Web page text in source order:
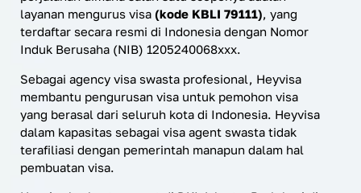
layanan mengurus visa (kode KBLI 79111), yang
terdaftar secara resmi di Indonesia dengan Nomor
Induk Berusaha (NIB) 1205240068xxx.
Sebagai agency visa swasta profesional, Heyvisa
membantu pengurusan visa untuk pemohon visa
yang berasal dari seluruh kota di Indonesia. Heyvisa
dalam kapasitas sebagai visa agent swasta tidak
terafiliasi dengan pemerintah manapun dalam hal
pembuatan visa.